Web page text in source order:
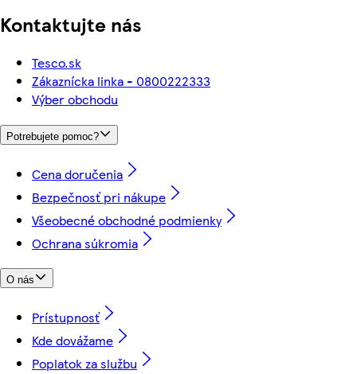
Kontaktujte nás
Tesco.sk
Zákaznícka linka - 0800222333
Výber obchodu
Potrebujete pomoc?
Cena doručenia
Bezpečnosť pri nákupe
Všeobecné obchodné podmienky
Ochrana súkromia
O nás
Prístupnosť
Kde dovážame
Poplatok za službu